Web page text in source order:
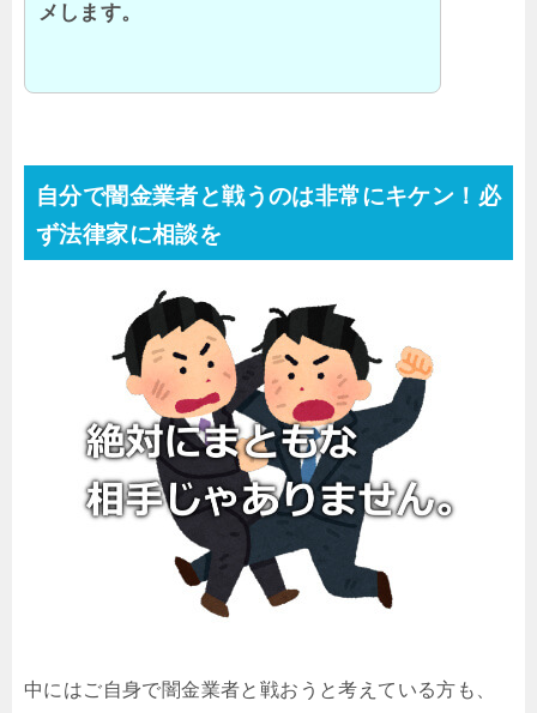
メします。
自分で闇金業者と戦うのは非常にキケン！必
ず法律家に相談を
中にはご自身で闇金業者と戦おうと考えている方も、